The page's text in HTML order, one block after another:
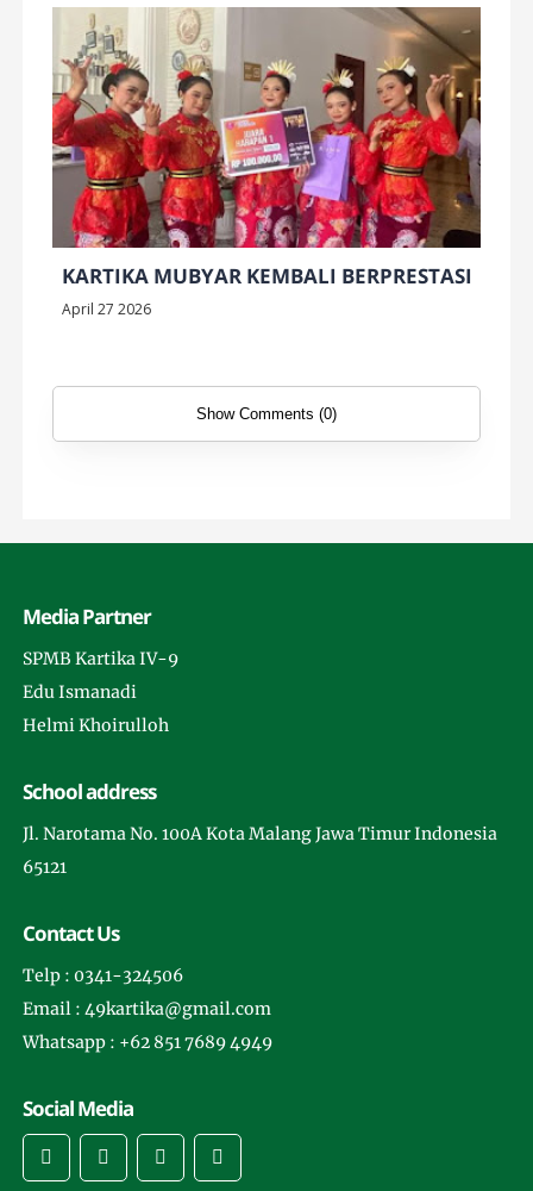
KARTIKA MUBYAR KEMBALI BERPRESTASI
April 27 2026
Show Comments (0)
Media Partner
SPMB Kartika IV-9
Edu Ismanadi
Helmi Khoirulloh
School address
Jl. Narotama No. 100A Kota Malang Jawa Timur Indonesia
65121
Contact Us
Telp : 0341-324506
Email : 49kartika@gmail.com
Whatsapp : +62 851 7689 4949
Social Media